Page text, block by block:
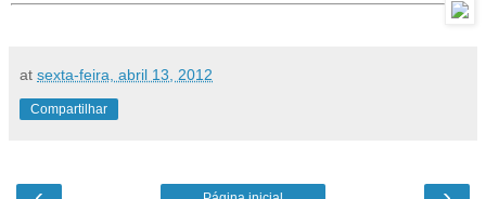
at sexta-feira, abril 13, 2012
Compartilhar